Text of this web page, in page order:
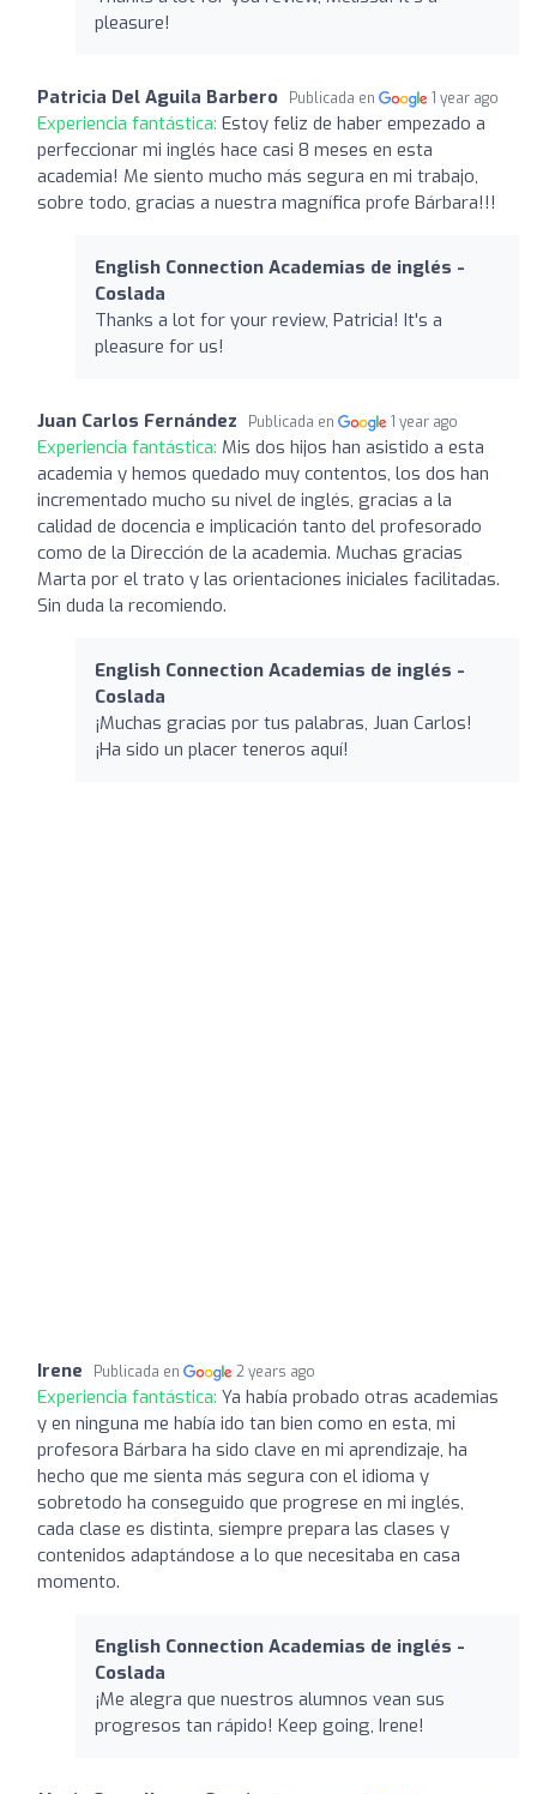
pleasure!
Patricia Del Aguila Barbero Publicada en 1 year ago
Experiencia fantástica: Estoy feliz de haber empezado a
perfeccionar mi inglés hace casi 8 meses en esta
academia! Me siento mucho más segura en mi trabajo,
sobre todo, gracias a nuestra magnífica profe Bárbara!!!
English Connection Academias de inglés -
Coslada
Thanks a lot for your review, Patricia! It's a
pleasure for us!
Juan Carlos Fernández Publicada en 1 year ago
Experiencia fantástica: Mis dos hijos han asistido a esta
academia y hemos quedado muy contentos, los dos han
incrementado mucho su nivel de inglés, gracias a la
calidad de docencia e implicación tanto del profesorado
como de la Dirección de la academia. Muchas gracias
Marta por el trato y las orientaciones iniciales facilitadas.
Sin duda la recomiendo.
English Connection Academias de inglés -
Coslada
¡Muchas gracias por tus palabras, Juan Carlos!
¡Ha sido un placer teneros aquí!
Irene Publicada en 2 years ago
Experiencia fantástica: Ya había probado otras academias
y en ninguna me había ido tan bien como en esta, mi
profesora Bárbara ha sido clave en mi aprendizaje, ha
hecho que me sienta más segura con el idioma y
sobretodo ha conseguido que progrese en mi inglés,
cada clase es distinta, siempre prepara las clases y
contenidos adaptándose a lo que necesitaba en casa
momento.
English Connection Academias de inglés -
Coslada
¡Me alegra que nuestros alumnos vean sus
progresos tan rápido! Keep going, Irene!